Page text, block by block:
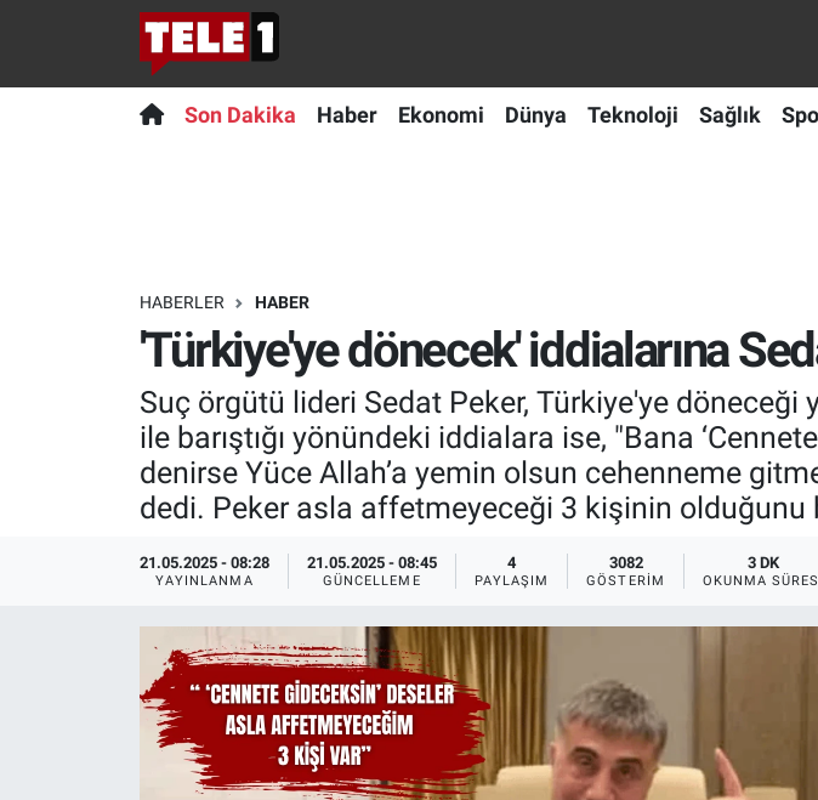
Son Dakika Haber Ekonomi Dünya Teknoloji Sağlık
HABERLER HABER
'Türkiye'ye dönecek' iddialarına
Suç örgütü lideri Sedat Peker, Türkiye'ye
ile barıştığı yönündeki iddialara ise, "Bana
denirse Yüce Allah’a yemin olsun cehenneme
dedi. Peker asla affetmeyeceği 3 kişinin olduğunu
21.05.2025 - 08:28
YAYINLANMA
21.05.2025 - 08:45
GÜNCELLEME
4
PAYLAŞIM
3082
GÖSTERIM
3 DK
OKUNMA
Anında Manşet
Bilim ve Teknoloji Evreni
Doğa Konuşuyor
Ege Saati
Ege'den Esintiler
Eğlence
Son Dakika
Teknoloji
Yayın Akışı
Nöbetçi Eczaneler
Süper Lig Puan Durumu ve Fikstür
Tüm Manşetler
Son Dakika Haberleri
Haber Arşivi